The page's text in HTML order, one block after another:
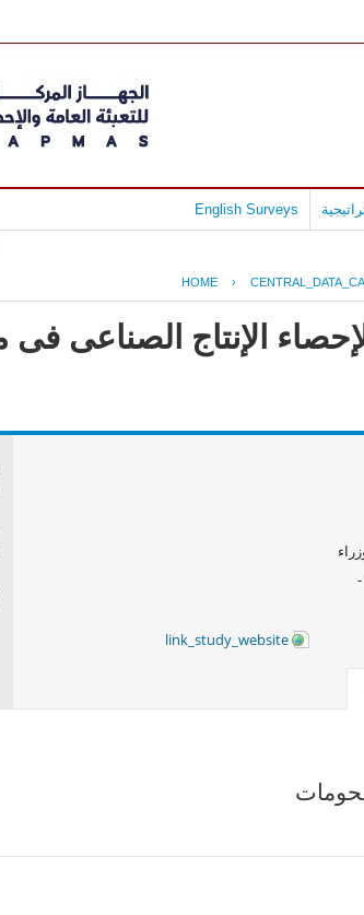
English Surveys
HOME ›
الإنتاج الصناعى
link_study_website